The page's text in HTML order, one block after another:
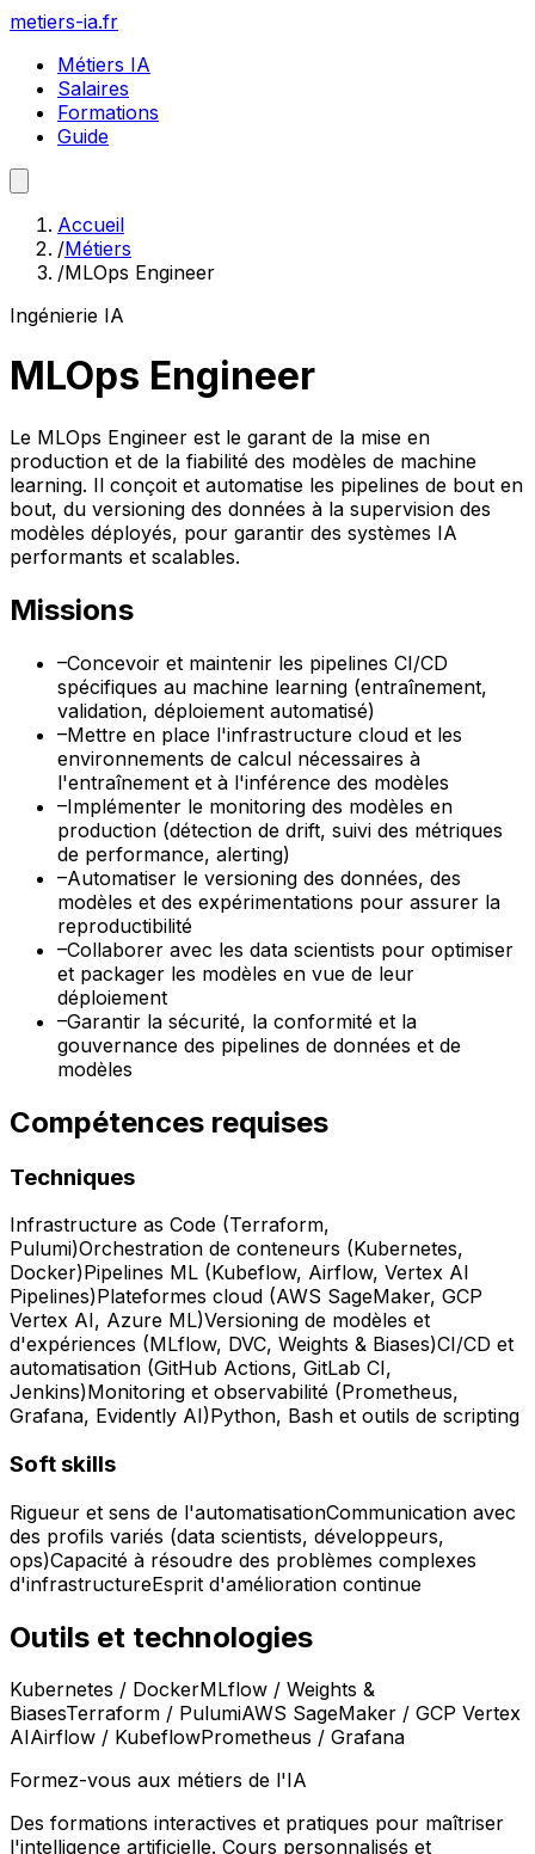
metiers-ia.fr
Métiers IA
Salaires
Formations
Guide
Accueil
/Métiers
/MLOps Engineer
Ingénierie IA
MLOps Engineer
Le MLOps Engineer est le garant de la mise en
production et de la fiabilité des modèles de machine
learning. Il conçoit et automatise les pipelines de bout en
bout, du versioning des données à la supervision des
modèles déployés, pour garantir des systèmes IA
performants et scalables.
Missions
–Concevoir et maintenir les pipelines CI/CD
spécifiques au machine learning (entraînement,
validation, déploiement automatisé)
–Mettre en place l'infrastructure cloud et les
environnements de calcul nécessaires à
l'entraînement et à l'inférence des modèles
–Implémenter le monitoring des modèles en
production (détection de drift, suivi des métriques
de performance, alerting)
–Automatiser le versioning des données, des
modèles et des expérimentations pour assurer la
reproductibilité
–Collaborer avec les data scientists pour optimiser
et packager les modèles en vue de leur
déploiement
–Garantir la sécurité, la conformité et la
gouvernance des pipelines de données et de
modèles
Compétences requises
Techniques
Infrastructure as Code (Terraform,
Pulumi)Orchestration de conteneurs (Kubernetes,
Docker)Pipelines ML (Kubeflow, Airflow, Vertex AI
Pipelines)Plateformes cloud (AWS SageMaker, GCP
Vertex AI, Azure ML)Versioning de modèles et
d'expériences (MLflow, DVC, Weights & Biases)CI/CD et
automatisation (GitHub Actions, GitLab CI,
Jenkins)Monitoring et observabilité (Prometheus,
Grafana, Evidently AI)Python, Bash et outils de scripting
Soft skills
Rigueur et sens de l'automatisationCommunication avec
des profils variés (data scientists, développeurs,
ops)Capacité à résoudre des problèmes complexes
d'infrastructureEsprit d'amélioration continue
Outils et technologies
Kubernetes / DockerMLflow / Weights &
BiasesTerraform / PulumiAWS SageMaker / GCP Vertex
AIAirflow / KubeflowPrometheus / Grafana
Formez-vous aux métiers de l'IA
Des formations interactives et pratiques pour maîtriser
l'intelligence artificielle. Cours personnalisés et